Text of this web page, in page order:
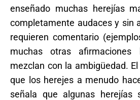
enseñado muchas herejías
completamente audaces y sin
requieren comentario
muchas otras
mezclan con la ambigüedad.
que los herejes a menudo
señala que algunas herejías